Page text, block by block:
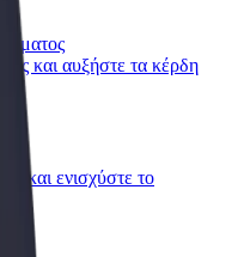
και αυξήστε τα κέρδη
και ενισχύστε το